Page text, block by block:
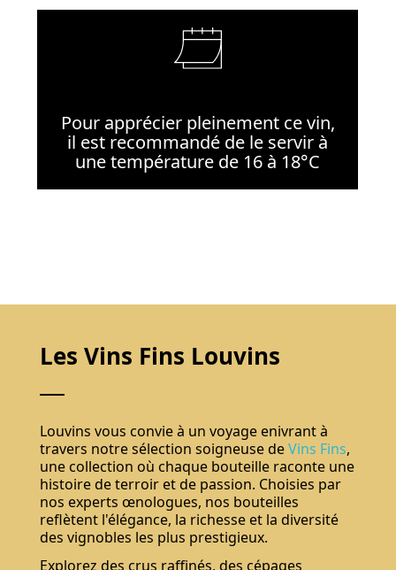
Pour apprécier pleinement ce vin,
il est recommandé de le servir à
une température de 16 à 18°C
Les Vins Fins Louvins
Louvins vous convie à un voyage enivrant à
travers notre sélection soigneuse deVins Fins,
une collection où chaque bouteille raconte une
histoire de terroir et de passion. Choisies par
nos experts œnologues, nos bouteilles
reflètent l'élégance, la richesse et la diversité
des vignobles les plus prestigieux.
Explorez des crus raffinés, des cépages